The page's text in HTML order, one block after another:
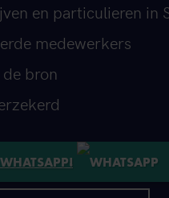
en particulieren in
medewerkers
bron